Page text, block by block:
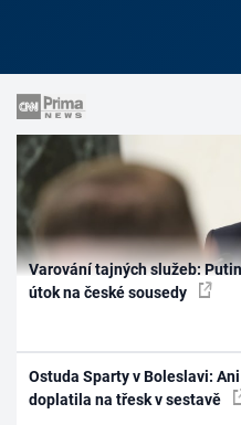
Varování tajných služeb:
útok na české sousedy
Ostuda Sparty v Boleslavi:
doplatila na třesk v sestavě